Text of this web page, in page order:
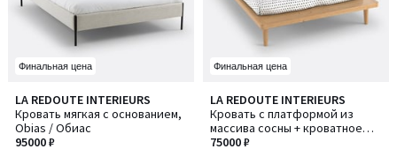
Финальная цена
LA REDOUTE INTERIEURS
Кровать мягкая с основанием,
Obias / Обиас
95000 ₽
4,9
/ 5
Финальная цена
LA REDOUTE INTERIEURS
Кровать с платформой из
массива сосны + кроватное
основание, Jimi / Джими
75000 ₽
3,8
/ 5